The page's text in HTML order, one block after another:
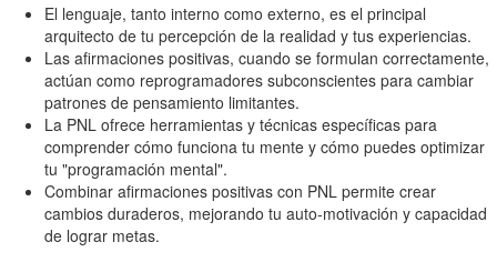
El lenguaje, tanto interno como externo, es el principal
arquitecto de tu percepción de la realidad y tus experiencias.
Las afirmaciones positivas, cuando se formulan correctamente,
actúan como reprogramadores subconscientes para cambiar
patrones de pensamiento limitantes.
La PNL ofrece herramientas y técnicas específicas para
comprender cómo funciona tu mente y cómo puedes optimizar
tu "programación mental".
Combinar afirmaciones positivas con PNL permite crear
cambios duraderos, mejorando tu auto-motivación y capacidad
de lograr metas.